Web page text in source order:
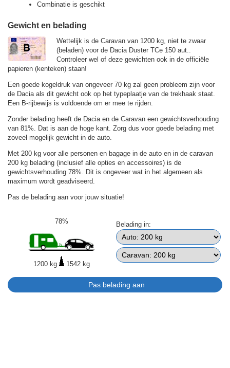
Combinatie is geschikt
Gewicht en belading
Wettelijk is de Caravan van 1200 kg, niet te zwaar
(beladen) voor de Dacia Duster TCe 150 aut..
Controleer wel of deze gewichten ook in de officiële
papieren (kenteken) staan!
Een goede kogeldruk van ongeveer 70 kg zal geen probleem zijn voor
de Dacia als dit gewicht ook op het typeplaatje van de trekhaak staat.
Een B-rijbewijs is voldoende om er mee te rijden.
Zonder belading heeft de Dacia en de Caravan een gewichtsverhouding
van 81%. Dat is aan de hoge kant. Zorg dus voor goede belading met
zoveel mogelijk gewicht in de auto.
Met 200 kg voor alle personen en bagage in de auto en in de caravan
200 kg belading (inclusief alle opties en accessoires) is de
gewichtsverhouding 78%. Dit is ongeveer wat in het algemeen als
maximum wordt geadviseerd.
Pas de belading aan voor jouw situatie!
78%
1200 kg 1542 kg
Belading in: